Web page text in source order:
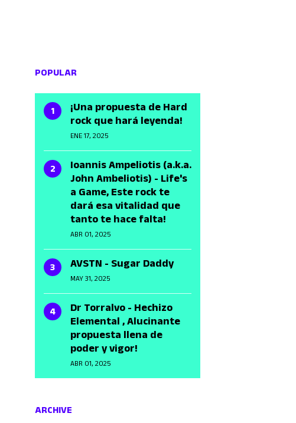
POPULAR
¡Una propuesta de Hard
rock que hará leyenda!
ENE 17, 2025
Ioannis Ampeliotis (a.k.a.
John Ambeliotis) - Life's
a Game, Este rock te
dará esa vitalidad que
tanto te hace falta!
ABR 01, 2025
AVSTN - Sugar Daddy
MAY 31, 2025
Dr Torralvo - Hechizo
Elemental , Alucinante
propuesta llena de
poder y vigor!
ABR 01, 2025
ARCHIVE